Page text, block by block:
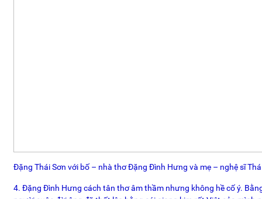
Đặng Thái Sơn với bố – nhà thơ Đặng Đình Hưng và mẹ – nghệ sĩ
4. Đặng Đình Hưng cách tân thơ âm thầm nhưng không hề cố ý.